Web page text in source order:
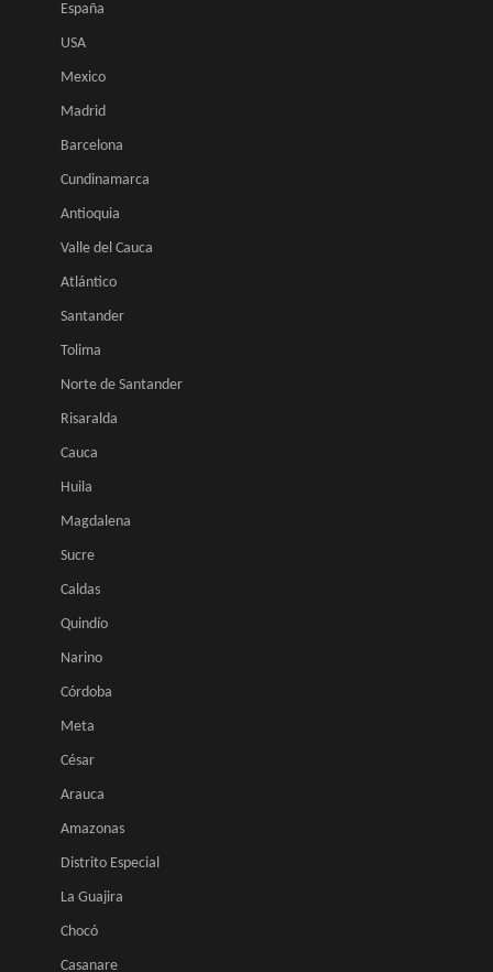
España
USA
Mexico
Madrid
Barcelona
Cundinamarca
Antioquia
Valle del Cauca
Atlántico
Santander
Tolima
Norte de Santander
Risaralda
Cauca
Huila
Magdalena
Sucre
Caldas
Quindío
Narino
Córdoba
Meta
César
Arauca
Amazonas
Distrito Especial
La Guajira
Chocó
Casanare